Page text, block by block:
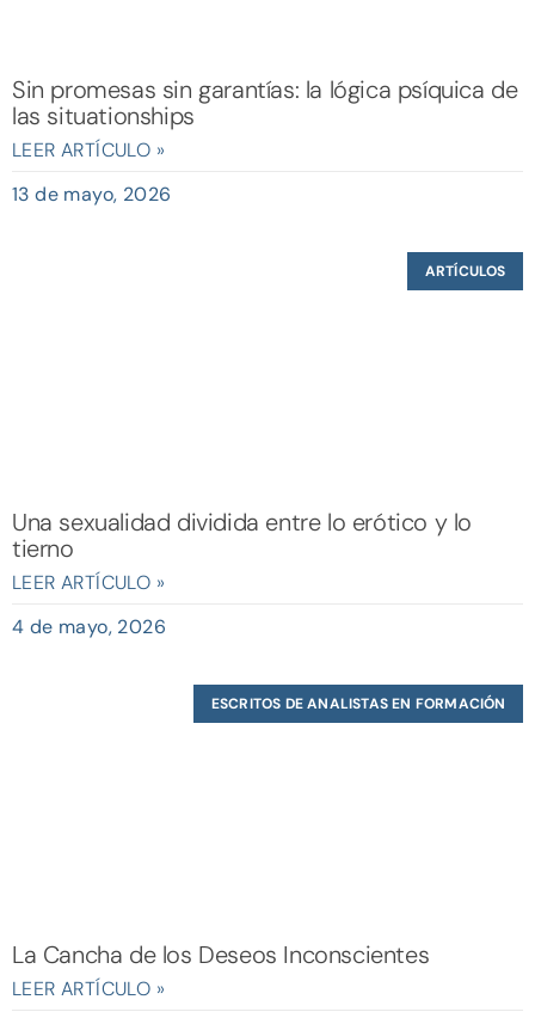
Sin promesas sin garantías: la lógica psíquica de
las situationships
LEER ARTÍCULO »
13 de mayo, 2026
ARTÍCULOS
Una sexualidad dividida entre lo erótico y lo
tierno
LEER ARTÍCULO »
4 de mayo, 2026
ESCRITOS DE ANALISTAS EN FORMACIÓN
La Cancha de los Deseos Inconscientes
LEER ARTÍCULO »